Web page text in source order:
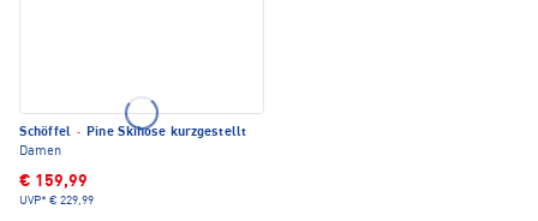
Schöffel · Pine Skihose kurzgestellt
Damen
€ 159,99
UVP* € 229,99